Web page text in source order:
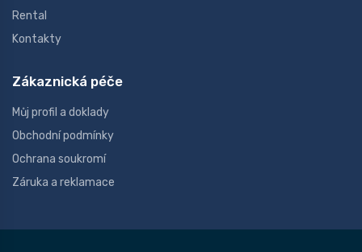
Rental
Kontakty
Zákaznická péče
Můj profil a doklady
Obchodní podmínky
Ochrana soukromí
Záruka a reklamace